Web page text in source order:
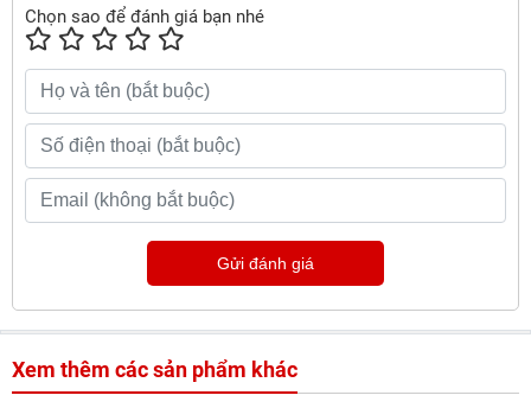
Chọn sao để đánh giá bạn nhé
Gửi đánh giá
Xem thêm các sản phẩm khác